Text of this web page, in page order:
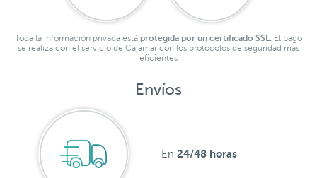
Toda la información privada está protegida por un certificado SSL.
El pago
se realiza con el servicio de Cajamar con los protocolos de seguridad más
eficientes
Envíos
En 24/48 horas